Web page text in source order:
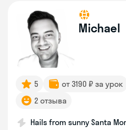
Michael
5 от 3190 ₽ за урок
2 отзыва
Hails from sunny Santa